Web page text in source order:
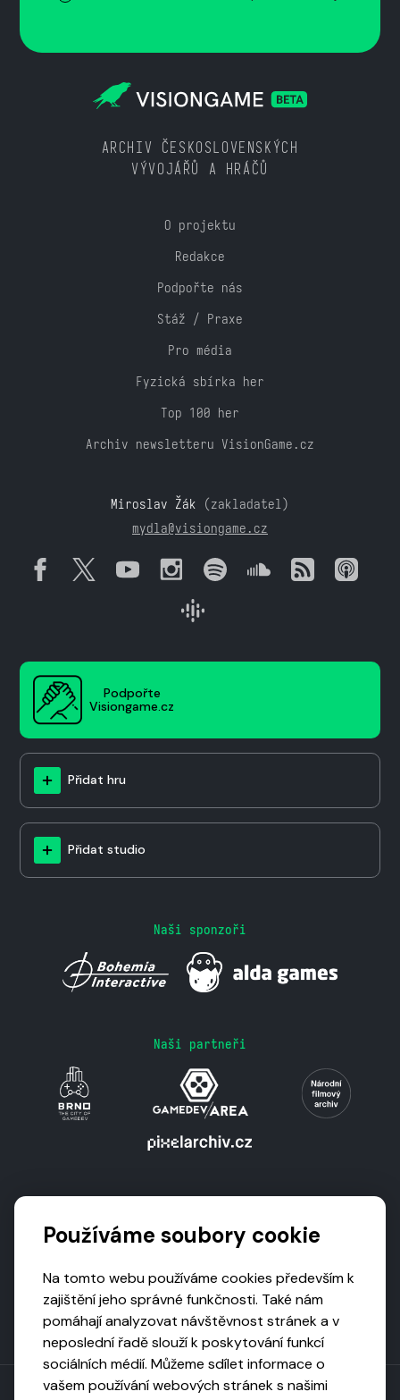
ARCHIV ČESKOSLOVENSKÝCH
VÝVOJÁŘŮ A HRÁČŮ
O projektu
Redakce
Podpořte nás
Stáž / Praxe
Pro média
Fyzická sbírka her
Top 100 her
Archiv newsletteru VisionGame.cz
Miroslav Žák (zakladatel)
mydla@visiongame.cz
Podpořte
Visiongame.cz
Přidat hru
Přidat studio
Naši sponzoři
Naši partneři
Používáme soubory cookie
Na tomto webu používáme cookies především k
zajištění jeho správné funkčnosti. Také nám
pomáhají analyzovat návštěvnost stránek a v
neposlední řadě slouží k poskytování funkcí
sociálních médií. Můžeme sdílet informace o
vašem používání webových stránek s našimi